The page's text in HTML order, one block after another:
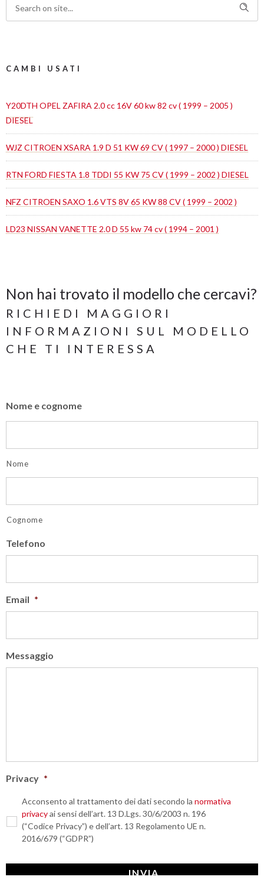
CAMBI USATI
Y20DTH OPEL ZAFIRA 2.0 cc 16V 60 kw 82 cv ( 1999 – 2005 )
DIESEL
WJZ CITROEN XSARA 1.9 D 51 KW 69 CV ( 1997 – 2000 ) DIESEL
RTN FORD FIESTA 1.8 TDDI 55 KW 75 CV ( 1999 – 2002 ) DIESEL
NFZ CITROEN SAXO 1.6 VTS 8V 65 KW 88 CV ( 1999 – 2002 )
LD23 NISSAN VANETTE 2.0 D 55 kw 74 cv ( 1994 – 2001 )
Non hai trovato il modello che cercavi?
RICHIEDI MAGGIORI
INFORMAZIONI SUL MODELLO
CHE TI INTERESSA
Nome e cognome
Nome
Cognome
Telefono
Email *
Messaggio
Privacy *
Acconsento al trattamento dei dati secondo la normativa
privacyai sensi dell’art. 13 D.Lgs. 30/6/2003 n. 196
(“Codice Privacy”) e dell’art. 13 Regolamento UE n.
2016/679 (“GDPR”)